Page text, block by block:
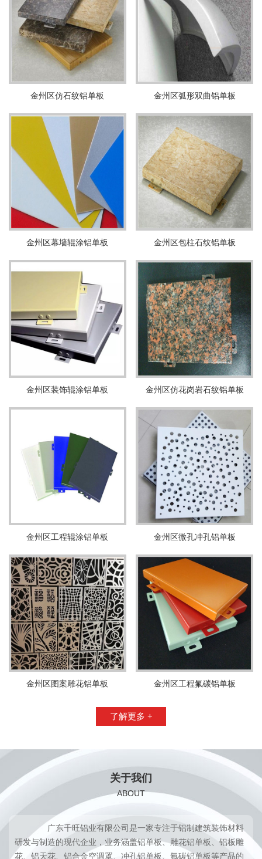
金州区仿石纹铝单板 金州区弧形双曲铝单板
金州区幕墙辊涂铝单板 金州区包柱石纹铝单板
金州区装饰辊涂铝单板 金州区仿花岗岩石纹铝单板
金州区工程辊涂铝单板 金州区微孔冲孔铝单板
金州区图案雕花铝单板 金州区工程氟碳铝单板
了解更多 +
关于我们
ABOUT
广东千旺铝业有限公司是一家专注于铝制建筑装饰材料
研发与制造的现代企业，业务涵盖铝单板、雕花铝单板、铝板雕
花、铝天花、铝合金空调罩、冲孔铝单板、氟碳铝单板等产品的